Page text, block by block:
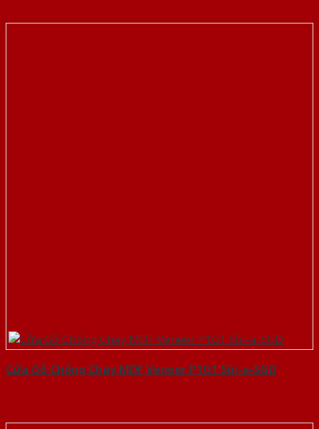
Cửa Gỗ Chống Cháy MDF Veneer P1G1 Sồi-a-SGD